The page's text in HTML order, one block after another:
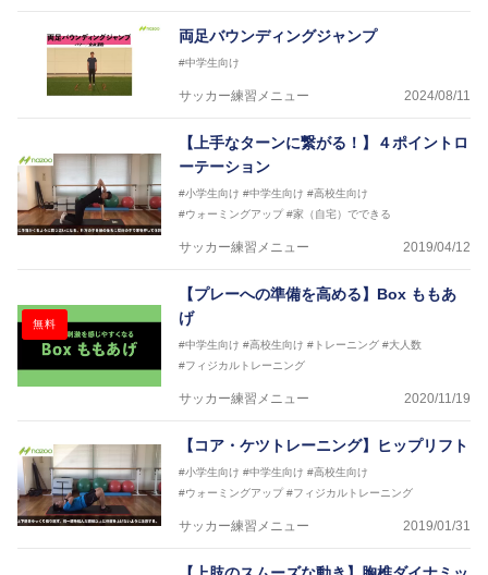
両足バウンディングジャンプ
#中学生向け
サッカー練習メニュー 2024/08/11
【上手なターンに繋がる！】４ポイントロ
ーテーション
#小学生向け #中学生向け #高校生向け
#ウォーミングアップ #家（自宅）でできる
サッカー練習メニュー 2019/04/12
無料
【プレーへの準備を高める】Box ももあ
げ
#中学生向け #高校生向け #トレーニング #大人数
#フィジカルトレーニング
サッカー練習メニュー 2020/11/19
【コア・ケツトレーニング】ヒップリフト
#小学生向け #中学生向け #高校生向け
#ウォーミングアップ #フィジカルトレーニング
サッカー練習メニュー 2019/01/31